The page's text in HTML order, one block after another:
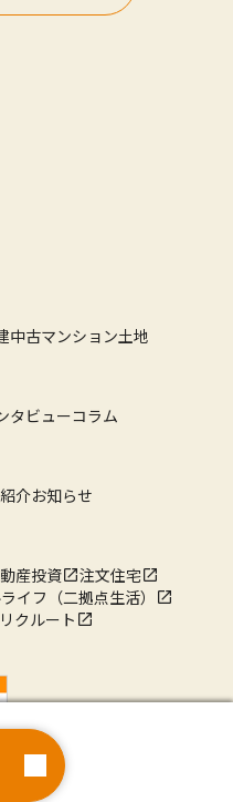
中古マンション土地
タビューコラム
介お知らせ
産投資
注文住宅
イフ（二拠点生活）
リクルート